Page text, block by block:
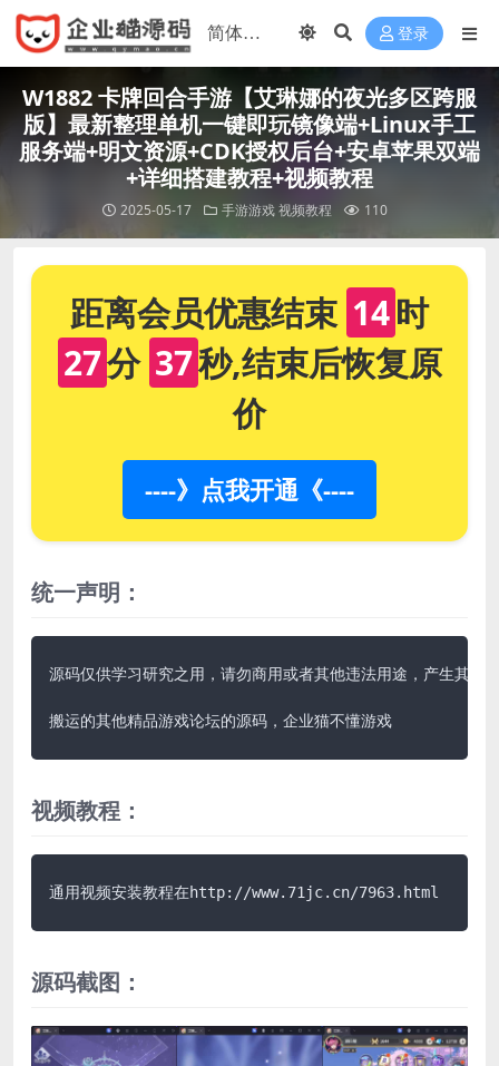
登录
W1882 卡牌回合手游【艾琳娜的夜光多区跨服
版】最新整理单机一键即玩镜像端+Linux手工
服务端+明文资源+CDK授权后台+安卓苹果双端
+详细搭建教程+视频教程
2025-05-17 手游游戏视频教程 110
距离会员优惠结束 14时
27分 37秒,结束后恢复原
价
----》点我开通《----
统一声明：
源码仅供学习研究之用，请勿商用或者其他违法用途，产生其他
搬运的其他精品游戏论坛的源码，企业猫不懂游戏
视频教程：
通用视频安装教程在http://www.71jc.cn/7963.html
源码截图：